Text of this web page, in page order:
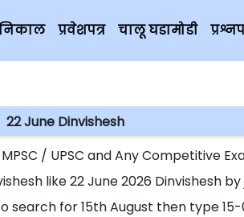
निकाल प्रवेशपत्र चालू घडामोडी
22 June Dinvishesh
/ UPSC and Any Competitive
like 22 June 2026 Dinvishesh
search for 15th August then type